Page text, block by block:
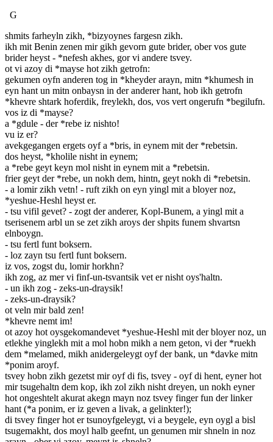
G
shmits farheyln zikh, *bizyoynes fargesn zikh.
ikh mit Benin zenen mir gikh gevorn gute brider, ober vos gute
brider heyst - *nefesh akhes, gor vi andere tsvey.
ot vi azoy di *mayse hot zikh getrofn:
gekumen oyfn anderen tog in *kheyder arayn, mitn *khumesh in
eyn hant un mitn onbaysn in der anderer hant, hob ikh getrofn
*khevre shtark hoferdik, freylekh, dos, vos vert ongerufn *begilufn.
vos iz di *mayse?
a *gdule - der *rebe iz nishto!
vu iz er?
avekgegangen ergets oyf a *bris, in eynem mit der *rebetsin.
dos heyst, *kholile nisht in eynem;
a *rebe geyt keyn mol nisht in eynem mit a *rebetsin.
frier geyt der *rebe, un nokh dem, hintn, geyt nokh di *rebetsin.
- a lomir zikh vetn! - ruft zikh on eyn yingl mit a bloyer noz,
*yeshue-Heshl heyst er.
- tsu vifil gevet? - zogt der anderer, Kopl-Bunem, a yingl mit a
tserisenem arbl un se zet zikh aroys der shpits funem shvartsn
elnboygn.
- tsu fertl funt boksern.
- loz zayn tsu fertl funt boksern.
iz vos, zogst du, lomir horkhn?
ikh zog, az mer vi finf-un-tsvantsik vet er nisht oys'haltn.
- un ikh zog - zeks-un-draysik!
- zeks-un-draysik?
ot veln mir bald zen!
*khevre nemt im!
ot azoy hot oysgekomandevet *yeshue-Heshl mit der bloyer noz, un
etlekhe yinglekh mit a mol hobn mikh a nem geton, vi der *ruekh
dem *melamed, mikh anidergeleygt oyf der bank, un *davke mitn
*ponim aroyf.
tsvey hobn zikh gezetst mir oyf di fis, tsvey - oyf di hent, eyner hot
mir tsugehaltn dem kop, ikh zol zikh nisht dreyen, un nokh eyner
hot ongeshtelt akurat akegn mayn noz tsvey finger fun der linker
hant (*a ponim, er iz geven a livak, a gelinkter!);
di tsvey finger hot er tsunoyfgeleygt, vi a beygele, eyn oygl a bisl
tsugemakht, dos moyl halb geefnt, un genumen mir shneln in noz